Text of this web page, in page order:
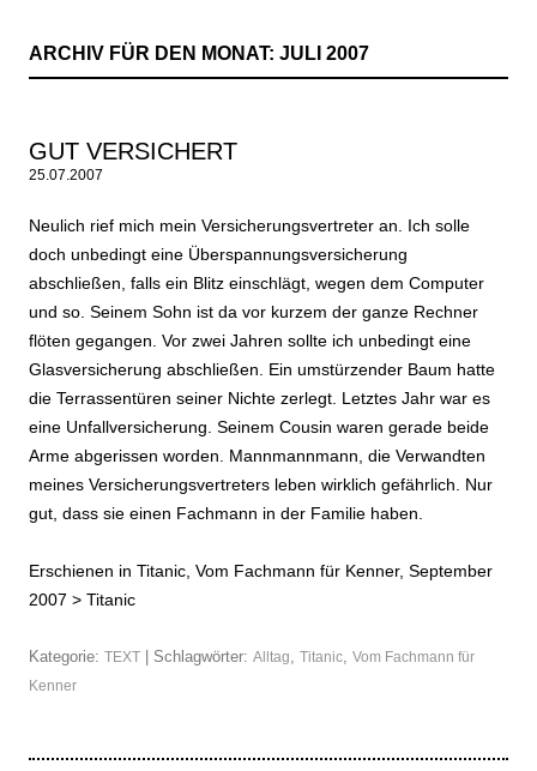
ARCHIV FÜR DEN MONAT: JULI 2007
GUT VERSICHERT
25.07.2007
Neulich rief mich mein Versicherungsvertreter an. Ich solle
doch unbedingt eine Überspannungsversicherung
abschließen, falls ein Blitz einschlägt, wegen dem Computer
und so. Seinem Sohn ist da vor kurzem der ganze Rechner
flöten gegangen. Vor zwei Jahren sollte ich unbedingt eine
Glasversicherung abschließen. Ein umstürzender Baum hatte
die Terrassentüren seiner Nichte zerlegt. Letztes Jahr war es
eine Unfallversicherung. Seinem Cousin waren gerade beide
Arme abgerissen worden. Mannmannmann, die Verwandten
meines Versicherungsvertreters leben wirklich gefährlich. Nur
gut, dass sie einen Fachmann in der Familie haben.
Erschienen in Titanic, Vom Fachmann für Kenner, September
2007 > Titanic
Kategorie: TEXT | Schlagwörter: Alltag Titanic Vom Fachmann für
Kenner